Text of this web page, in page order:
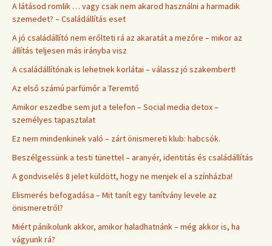
A látásod romlik … vagy csak nem akarod használni a harmadik
szemedet? – Családállítás eset
A jó családállító nem erőlteti rá az akaratát a mezőre – mikor az
állítás teljesen más irányba visz
A családállítónak is lehetnek korlátai – válassz jó szakembert!
Az első számú parfümőr a Teremtő
Amikor eszedbe sem jut a telefon – Social media detox –
személyes tapasztalat
Ez nem mindenkinek való – zárt önismereti klub: habcsók.
Beszélgessünk a testi tünettel – aranyér, identitás és családállítás
A gondviselés 8 jelet küldött, hogy ne menjek el a színházba!
Elismerés befogadása – Mit tanít egy tanítvány levele az
önismeretről?
Miért pánikolunk akkor, amikor haladhatnánk – még akkor is, ha
vágyunk rá?